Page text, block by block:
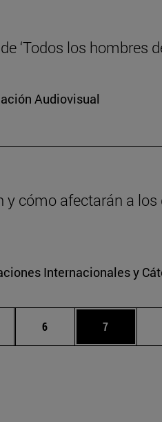
‘Todos los hombres
Audiovisual
y cómo afectarán a
Internacionales y
intermedias Use TAB
Página
6 Página
7